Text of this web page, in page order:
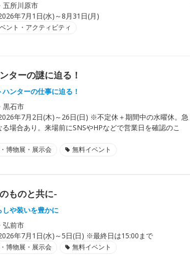
五所川原市
年7月1日(水)～8月31日(月)
ント・アクティビティ
ーの謎に迫る！
ンターの仕事に迫る！
黒石市
年7月2日(木)～26日(日) ※不定休＋期間中の水曜休。急
場合あり。来場前にSNSやHPなどで営業日を確認のこ
博物展・展示会 無料イベント
ものと共に-
しや装いを豊かに
弘前市
年7月1日(水)～5日(日) ※最終日は15:00まで
博物展・展示会 無料イベント